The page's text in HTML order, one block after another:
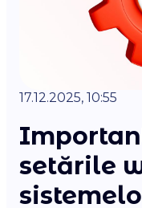
17.12.2025, 10:55
setările